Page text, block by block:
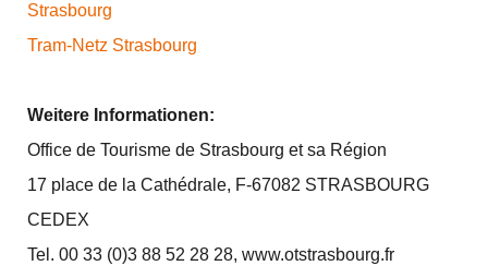
Strasbourg
Tram-Netz Strasbourg
Weitere Informationen:
Office de Tourisme de Strasbourg et sa Région
17 place de la Cathédrale, F-67082 STRASBOURG
CEDEX
Tel. 00 33 (0)3 88 52 28 28, www.otstrasbourg.fr